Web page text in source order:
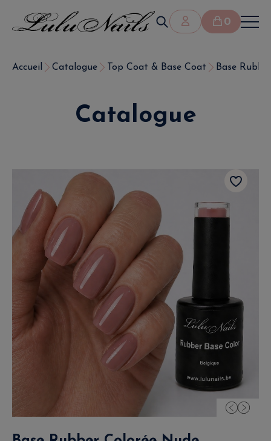
0
Accueil Catalogue Top Coat & Base Coat Base
Catalogue